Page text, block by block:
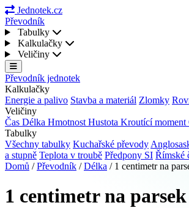
Jednotek.cz
Převodník
Tabulky
Kalkulačky
Veličiny
Převodník jednotek
Kalkulačky
Energie a palivo Stavba a materiál Zlomky
Veličiny
Čas Délka Hmotnost Hustota Kroutící moment
Tabulky
Všechny tabulky Kuchařské převody
a stupně Teplota v troubě Předpony SI Římské
Domů / Převodník / Délka / 1 centimetr na
1 centimetr na